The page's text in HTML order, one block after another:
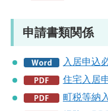
申請書類関係
入居申込
住宅入居
町税等納